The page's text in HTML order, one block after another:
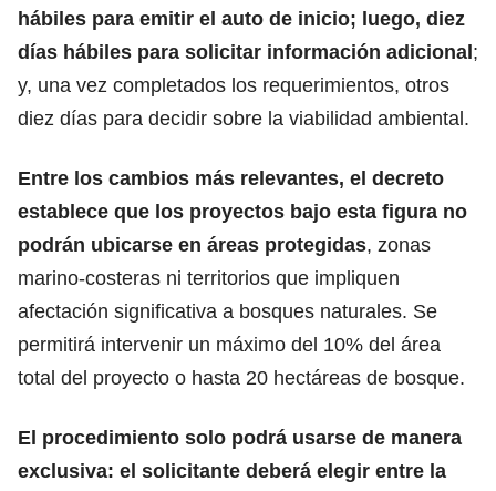
hábiles para emitir el auto de inicio; luego, diez
días hábiles para solicitar información adicional;
y, una vez completados los requerimientos, otros
diez días para decidir sobre la viabilidad ambiental.
Entre los cambios más relevantes, el decreto
establece que los proyectos bajo esta figura no
podrán ubicarse en áreas protegidas, zonas
marino-costeras ni territorios que impliquen
afectación significativa a bosques naturales. Se
permitirá intervenir un máximo del 10% del área
total del proyecto o hasta 20 hectáreas de bosque.
El procedimiento solo podrá usarse de manera
exclusiva: el solicitante deberá elegir entre la